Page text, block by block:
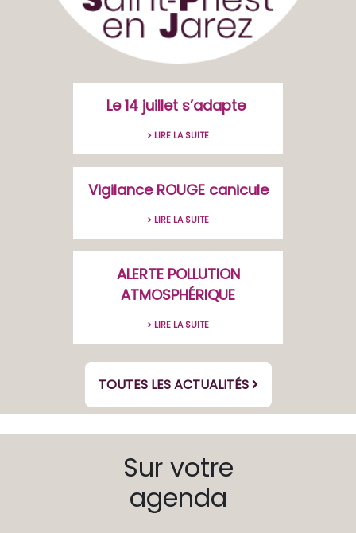
Le 14 juillet s’adapte
> LIRE LA SUITE
Vigilance ROUGE canicule
> LIRE LA SUITE
ALERTE POLLUTION
ATMOSPHÉRIQUE
> LIRE LA SUITE
TOUTES LES ACTUALITÉS
Sur votre
agenda